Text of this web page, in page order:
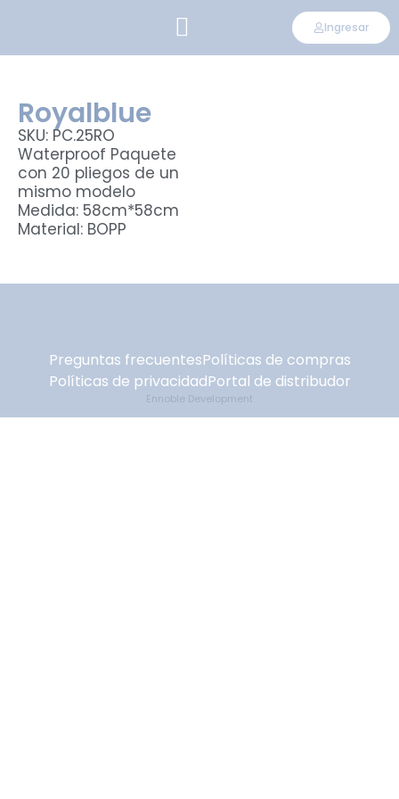
Ingresar
Royalblue
SKU: PC.25RO
Waterproof Paquete
con 20 pliegos de un
mismo modelo
Medida: 58cm*58cm
Material: BOPP
Preguntas frecuentesPolíticas de compras
Políticas de privacidadPortal de distribudor
Ennoble Development